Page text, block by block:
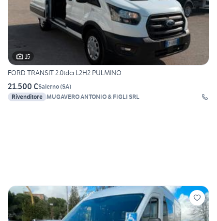
15
FORD TRANSIT 2.0tdci L2H2 PULMINO
21.500 €Salerno(SA)
Rivenditore MUGAVERO ANTONIO & FIGLI SRL